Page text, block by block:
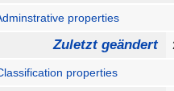
properties
Zuletzt geändert
properties